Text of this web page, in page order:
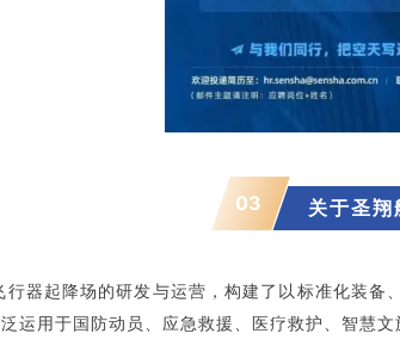
03 关于圣翔
器起降场的研发与运营，构建了以标准化装
运用于国防动员、应急救援、医疗救护、智慧文